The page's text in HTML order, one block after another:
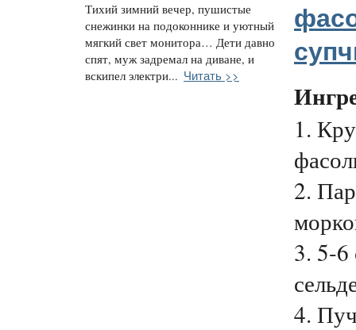
Тихий зимний вечер, пушистые
снежинки на подоконнике и уютный
мягкий свет монитора… Дети давно
спят, муж задремал на диване, и
вскипел электри... Читать >>
1.
2.
3. 5-6
4.